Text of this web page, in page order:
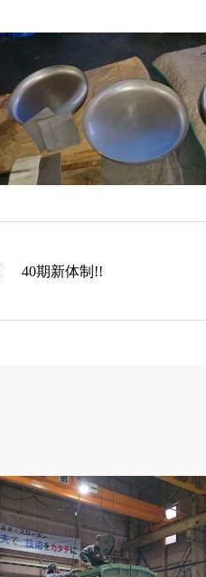
40期新体制!!